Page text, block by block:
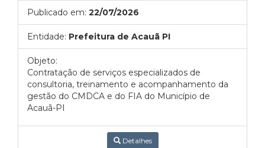
Publicado em: 22/07/2026
Entidade: Prefeitura de Acauã PI
Objeto:
Contratação de serviços especializados de
consultoria, treinamento e acompanhamento da
gestão do CMDCA e do FIA do Município de
Acauã-PI
Detalhes